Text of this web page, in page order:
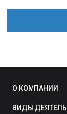
О КОМПАНИИ
ВИДЫ